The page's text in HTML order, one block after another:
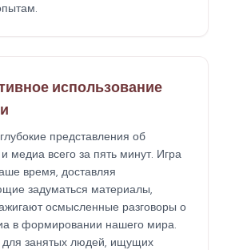
использование
представления об
медиа всего за пять минут. Игра
время, доставляя
задуматься материалы,
осмысленные разговоры о
в формировании нашего мира.
для занятых людей, ищущих